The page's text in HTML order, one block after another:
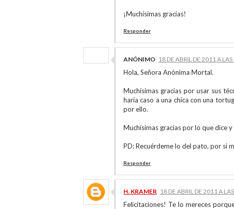
¡Muchísimas gracias!
Responder
ANÓNIMO 18 DE ABRIL DE 2011 A
Hola, Señora Anónima Mortal.
Muchísimas gracias por usar sus
haría caso a una chica con una
por ello.
Muchísimas gracias por lo que dice
PD: Recuérdeme lo del pato, por si
Responder
H. KRAMER 18 DE ABRIL DE 2011 A
Felicitaciones! Te lo mereces